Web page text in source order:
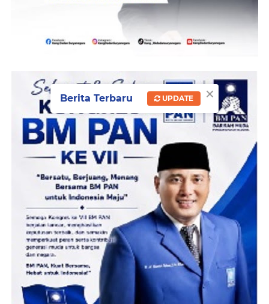
×
Berita Terbaru UPDATE